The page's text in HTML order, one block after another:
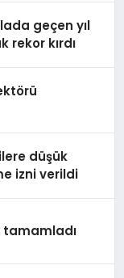
geçen yıl
rekor kırdı
düşük
izni verildi
tamamladı